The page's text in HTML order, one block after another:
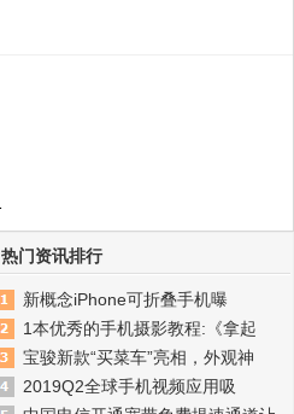
热门资讯排行
新概念iPhone可折叠手机曝
1本优秀的手机摄影教程:《拿起
宝骏新款“买菜车”亮相，外观神
2019Q2全球手机视频应用吸